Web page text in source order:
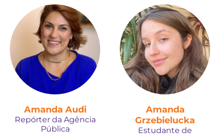
Amanda Audi
Repórter da Agência
Pública
Amanda
Grzebielucka
Estudante de